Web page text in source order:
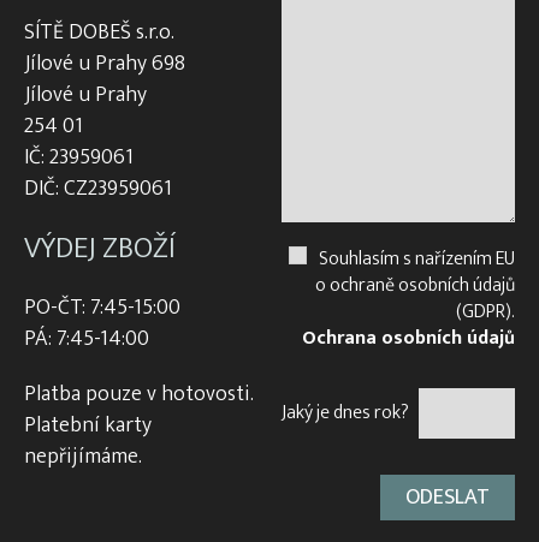
SÍTĚ DOBEŠ s.r.o.
Jílové u Prahy 698
Jílové u Prahy
254 01
IČ: 23959061
DIČ: CZ23959061
VÝDEJ ZBOŽÍ
PO-ČT: 7:45-15:00
PÁ: 7:45-14:00
Platba pouze v hotovosti.
Platební karty
nepřijímáme.
Souhlasím s nařízením EU
o ochraně osobních údajů
(GDPR).
Ochrana osobních údajů
Jaký je dnes rok?